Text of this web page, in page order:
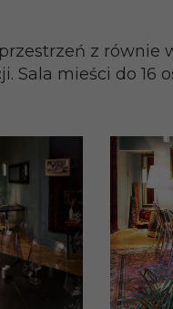
z równie
Sala mieści do